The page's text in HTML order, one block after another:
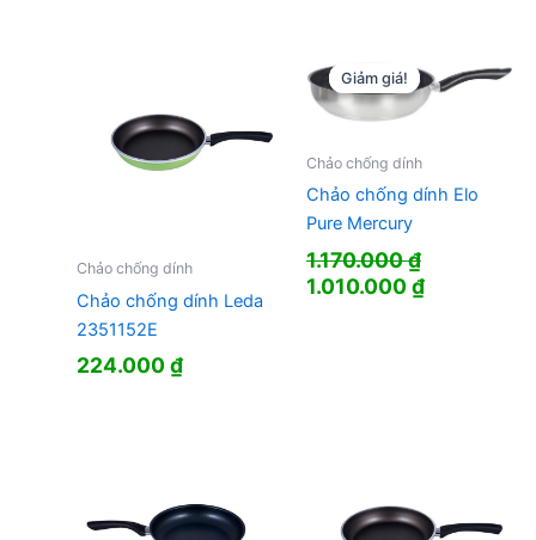
Chảo chống dính
Chảo chống dính Leda
2351152E
224.000₫
Giảm giá!
Giảm giá!
Chảo chống dính
Chảo chống dính Elo
Pure Mercury
1.170.000₫
Giá
1.010.000₫Giá